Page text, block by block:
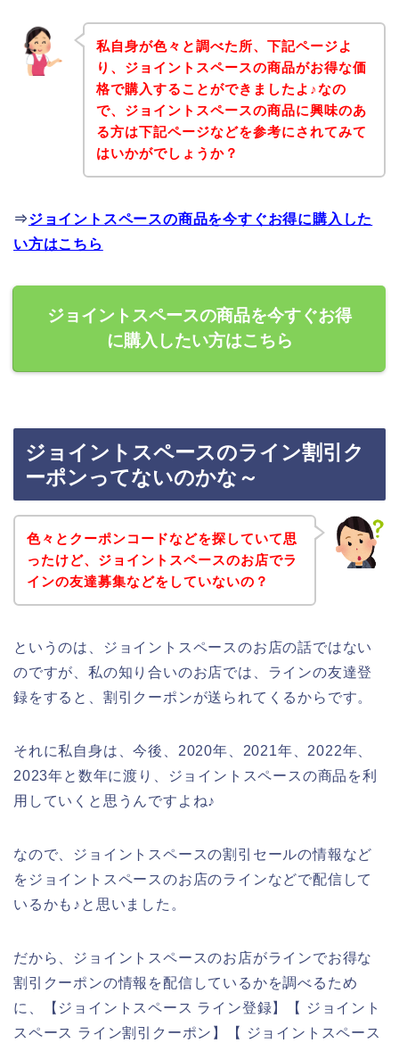
私自身が色々と調べた所、下記ページよ
り、ジョイントスペースの商品がお得な価
格で購入することができましたよ♪なの
で、ジョイントスペースの商品に興味のあ
る方は下記ページなどを参考にされてみて
はいかがでしょうか？
⇒ジョイントスペースの商品を今すぐお得に購入した
い方はこちら
ジョイントスペースの商品を今すぐお得
に購入したい方はこちら
ジョイントスペースのライン割引ク
ーポンってないのかな～
色々とクーポンコードなどを探していて思
ったけど、ジョイントスペースのお店でラ
インの友達募集などをしていないの？
というのは、ジョイントスペースのお店の話ではない
のですが、私の知り合いのお店では、ラインの友達登
録をすると、割引クーポンが送られてくるからです。
それに私自身は、今後、2020年、2021年、2022年、
2023年と数年に渡り、ジョイントスペースの商品を利
用していくと思うんですよね♪
なので、ジョイントスペースの割引セールの情報など
をジョイントスペースのお店のラインなどで配信して
いるかも♪と思いました。
だから、ジョイントスペースのお店がラインでお得な
割引クーポンの情報を配信しているかを調べるため
に、【ジョイントスペース ライン登録】【 ジョイント
スペース ライン割引クーポン】【 ジョイントスペース